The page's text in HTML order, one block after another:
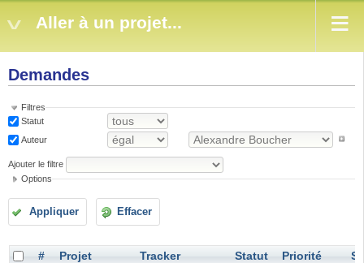
Aller à un projet...
Demandes
Filtres
Statut
Auteur
Ajouter le filtre
Options
Appliquer Effacer
# Projet Tracker Statut Priorité